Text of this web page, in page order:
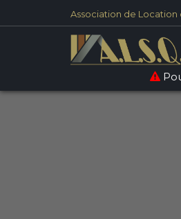
: count(): Parameter
Association de Location